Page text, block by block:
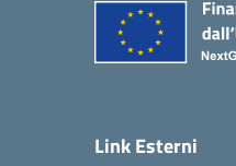
Link Esterni